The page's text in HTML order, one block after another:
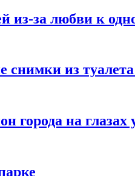
из-за любви к
снимки из
города на глазах